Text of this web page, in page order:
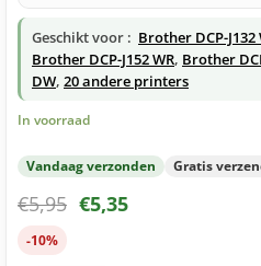
Geschikt voor : Brother DCP-J132
Brother DCP-J152 WR, Brother
DW, 20 andere printers
In voorraad
Vandaag verzonden Gratis
€5,95 €5,35
-10%